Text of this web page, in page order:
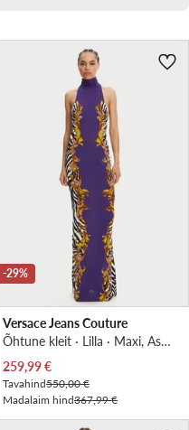
-29%
Versace Jeans Couture
Õhtune kleit · Lilla · Maxi, Asümmeetriline
Praegune hind
259,99€
Tavahind550,00 €
Madalaim hind367,99 €